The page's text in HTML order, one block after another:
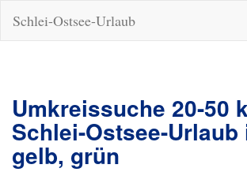
Schlei-Ostsee-Urlaub
Umkreissuche 20-50
Schlei-Ostsee-Urlaub
gelb, grün